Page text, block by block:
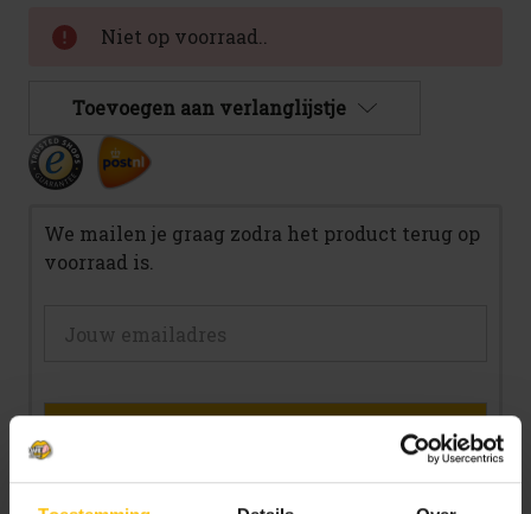
voorraad: Niet op voorraad..
Toevoegen aan verlanglijstje
We mailen je graag zodra het product terug op
voorraad is.
Mail me zodra product op voorraad is.